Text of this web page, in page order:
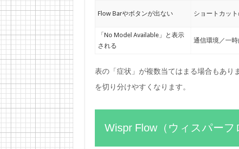
Flow Barやボタンが出ない ショートカッ
「No Model Available」と表示
される
通信環境／一
表の「症状」が複数当てはまる場合もあり
を切り分けやすくなります。
Wispr Flow（ウィスパーフ